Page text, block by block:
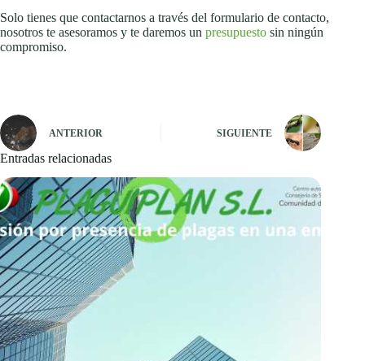
Solo tienes que contactarnos a través del formulario de contacto,
nosotros te asesoramos y te daremos un presupuesto sin ningún
compromiso.
ANTERIOR SIGUIENTE
Entradas relacionadas